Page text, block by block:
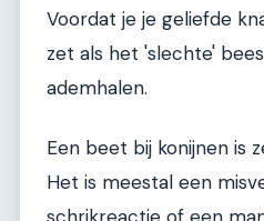
Voordat je je geliefde
zet als het 'slechte'
ademhalen.
Een beet bij konijnen is
Het is meestal een
schrikreactie of een